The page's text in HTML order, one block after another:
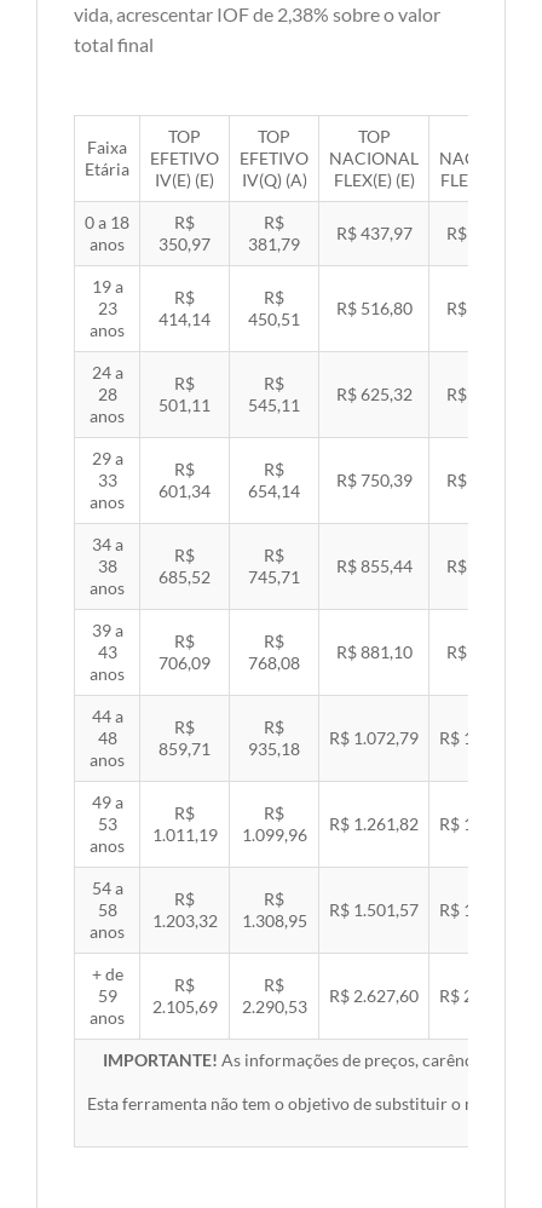
vida, acrescentar IOF de 2,38% sobre o valor
total final
Faixa
Etária
TOP
EFETIVO
IV(E) (E)
TOP
EFETIVO
IV(Q) (A)
TOP
NACIONAL
FLEX(E) (E)
NACIONAL
FLEX(Q) (A)
0 a 18
anos
R$
350,97
R$
381,79
R$ 437,97 R$ 451,33
19 a
23
anos
R$
414,14
R$
450,51
R$ 516,80 R$ 532,57
24 a
28
anos
R$
501,11
R$
545,11
R$ 625,32 R$ 644,40
29 a
33
anos
R$
601,34
R$
654,14
R$ 750,39 R$ 773,29
34 a
38
anos
R$
685,52
R$
745,71
R$ 855,44 R$ 881,54
39 a
43
anos
R$
706,09
R$
768,08
R$ 881,10 R$ 907,99
44 a
48
anos
R$
859,71
R$
935,18
R$ 1.072,79 R$ 1.105,53
49 a
53
anos
R$
1.011,19
R$
1.099,96
R$ 1.261,82 R$ 1.300,32
54 a
58
anos
R$
1.203,32
R$
1.308,95
R$ 1.501,57 R$ 1.547,38
+ de
59
anos
R$
2.105,69
R$
2.290,53
R$ 2.627,60 R$ 2.707,76
IMPORTANTE! As informações de preços, carências,
Esta ferramenta não tem o objetivo de substituir o material